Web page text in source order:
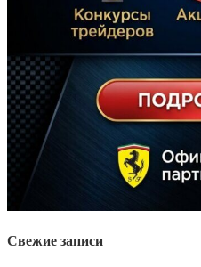
Свежие записи